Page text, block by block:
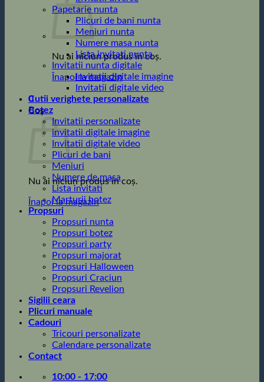
Nu ai niciun produs în coș.
Înapoi la magazin
0
Coș
Nu ai niciun produs în coș.
Înapoi la magazin
Papetarie nunta
Plicuri de bani nunta
Meniuri nunta
Numere masa nunta
Lista invitati nunta
Invitatii nunta digitale
Invitatii digitale imagine
Invitatii digitale video
Cutii verighete personalizate
Botez
Invitatii personalizate
invitatii digitale imagine
Invitatii digitale video
Plicuri de bani
Meniuri
Numere de masa
Lista invitati
Marturii botez
Propsuri
Propsuri nunta
Propsuri botez
Propsuri party
Propsuri majorat
Propsuri Halloween
Propsuri Craciun
Propsuri Revelion
Sigilii ceara
Plicuri manuale
Cadouri
Tricouri personalizate
Calendare personalizate
Contact
10:00 - 17:00